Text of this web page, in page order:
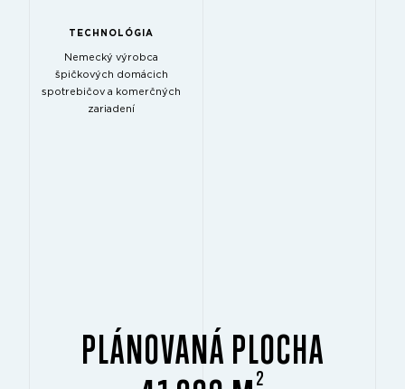
TECHNOLÓGIA
Nemecký výrobca
špičkových domácich
spotrebičov a komerčných
zariadení
PLÁNOVANÁ PLOCHA
2